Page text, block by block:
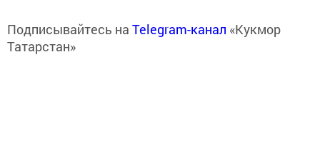
Подписывайтесь на Telegram-канал «Кукмор
Татарстан»